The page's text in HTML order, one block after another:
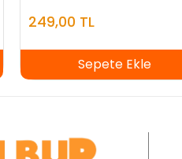
249,00 TL
Sepete Ekle